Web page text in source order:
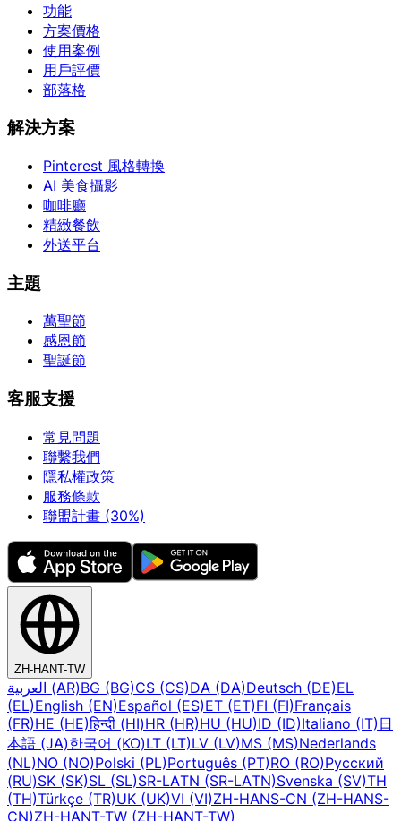
功能
方案價格
使用案例
用戶評價
部落格
解決方案
Pinterest 風格轉換
AI 美食攝影
咖啡廳
精緻餐飲
外送平台
主題
萬聖節
感恩節
聖誕節
客服支援
常見問題
聯繫我們
隱私權政策
服務條款
聯盟計畫 (30%)
ZH-HANT-TW
العربية (AR)BG (BG)CS (CS)DA (DA)Deutsch (DE)EL
(EL)English (EN)Español (ES)ET (ET)FI (FI)Français
(FR)HE (HE)हिन्दी (HI)HR (HR)HU (HU)ID (ID)Italiano (IT) 日
本語 (JA)한국어 (KO)LT (LT)LV (LV)MS (MS)Nederlands
(NL)NO (NO)Polski (PL)Português (PT)RO (RO)Русский
(RU)SK (SK)SL (SL)SR-LATN (SR-LATN)Svenska (SV)TH
(TH)Türkçe (TR)UK (UK)VI (VI)ZH-HANS-CN (ZH-HANS-
CN)ZH-HANT-TW (ZH-HANT-TW)